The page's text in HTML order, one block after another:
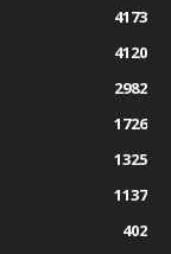
4173
4120
2982
1726
1325
1137
402